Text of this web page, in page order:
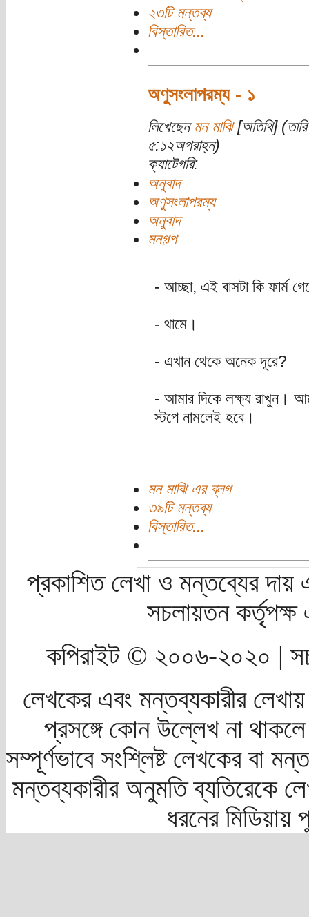
২৩টি মন্তব্য
বিস্তারিত...
অণুসংলাপরম্য - ১
লিখেছেন মন মাঝি[অতিথি]
৫:১২অপরাহ্ন)
ক্যাটেগরি:
অনুবাদ
অণুসংলাপরম্য
অনুবাদ
মনগল্প
- আচ্ছা, এই বাসটা কি ফার্ম
- থামে।
- এখান থেকে অনেক দূরে?
- আমার দিকে লক্ষ্য রাখুন।
স্টপে নামলেই হবে।
মন মাঝি এর ব্লগ
৩৯টি মন্তব্য
বিস্তারিত...
প্রকাশিত লেখা ও মন্তব্যের দায়
সচলায়তন
কপিরাইট © ২০০৬-২০২০ |
লেখকের এবং মন্তব্যকারীর
প্রসঙ্গে কোন উল্লেখ না
সম্পূর্ণভাবে সংশ্লিষ্ট লেখকের বা
মন্তব্যকারীর অনুমতি ব্যতিরেকে
ধরনের মিডিয়ায়